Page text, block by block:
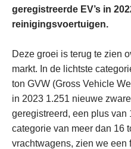
geregistreerde EV’s in
reinigingsvoertuigen.
Deze groei is terug te zien
markt. In de lichtste
ton GVW (Gross Vehicle
in 2023 1.251 nieuwe
geregistreerd, een plus van
categorie van meer dan 16
vrachtwagens, zien we